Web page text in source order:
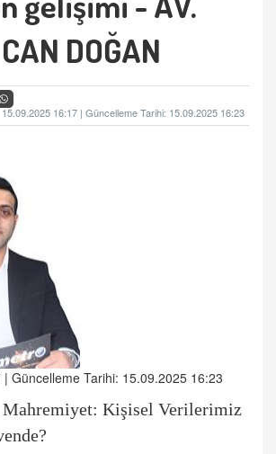
DOĞAN
15.09.2025 16:17 | Güncelleme Tarihi: 15.09.2025 16:23
Güncelleme Tarihi: 15.09.2025 16:23
Kişisel Verilerimiz